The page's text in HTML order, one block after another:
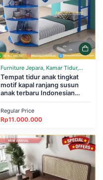
Furniture Jepara, Kamar Tidur,
Tempat Tidur
Tempat tidur anak tingkat
motif kapal ranjang susun
anak terbaru Indonesian
Regular Price
Rp11.000.000